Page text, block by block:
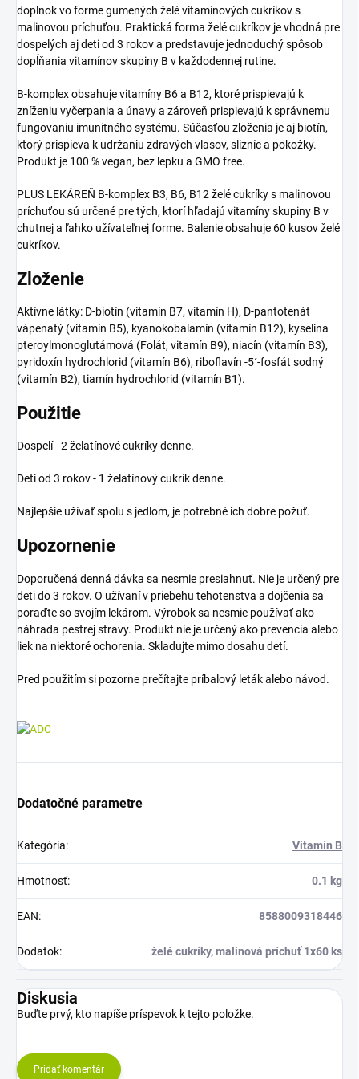
doplnok vo forme gumených želé vitamínových cukríkov s
malinovou príchuťou. Praktická forma želé cukríkov je vhodná pre
dospelých aj deti od 3 rokov a predstavuje jednoduchý spôsob
dopĺňania vitamínov skupiny B v každodennej rutine.
B-komplex obsahuje vitamíny B6 a B12, ktoré prispievajú k
zníženiu vyčerpania a únavy a zároveň prispievajú k správnemu
fungovaniu imunitného systému. Súčasťou zloženia je aj biotín,
ktorý prispieva k udržaniu zdravých vlasov, slizníc a pokožky.
Produkt je 100 % vegan, bez lepku a GMO free.
PLUS LEKÁREŇ B-komplex B3, B6, B12 želé cukríky s malinovou
príchuťou sú určené pre tých, ktorí hľadajú vitamíny skupiny B v
chutnej a ľahko užívateľnej forme. Balenie obsahuje 60 kusov želé
cukríkov.
Zloženie
Aktívne látky: D-biotín (vitamín B7, vitamín H), D-pantotenát
vápenatý (vitamín B5), kyanokobalamín (vitamín B12), kyselina
pteroylmonoglutámová (Folát, vitamín B9), niacín (vitamín B3),
pyridoxín hydrochlorid (vitamín B6), riboflavín -5´-fosfát sodný
(vitamín B2), tiamín hydrochlorid (vitamín B1).
Použitie
Dospelí - 2 želatínové cukríky denne.
Deti od 3 rokov - 1 želatínový cukrík denne.
Najlepšie užívať spolu s jedlom, je potrebné ich dobre požuť.
Upozornenie
Doporučená denná dávka sa nesmie presiahnuť. Nie je určený pre
deti do 3 rokov. O užívaní v priebehu tehotenstva a dojčenia sa
poraďte so svojím lekárom. Výrobok sa nesmie používať ako
náhrada pestrej stravy. Produkt nie je určený ako prevencia alebo
liek na niektoré ochorenia. Skladujte mimo dosahu detí.
Pred použitím si pozorne prečítajte príbalový leták alebo návod.
Dodatočné parametre
Kategória: Vitamín B
Hmotnosť: 0.1 kg
EAN: 8588009318446
Dodatok: želé cukríky, malinová príchuť 1x60 ks
Diskusia
Buďte prvý, kto napíše príspevok k tejto položke.
Pridať komentár